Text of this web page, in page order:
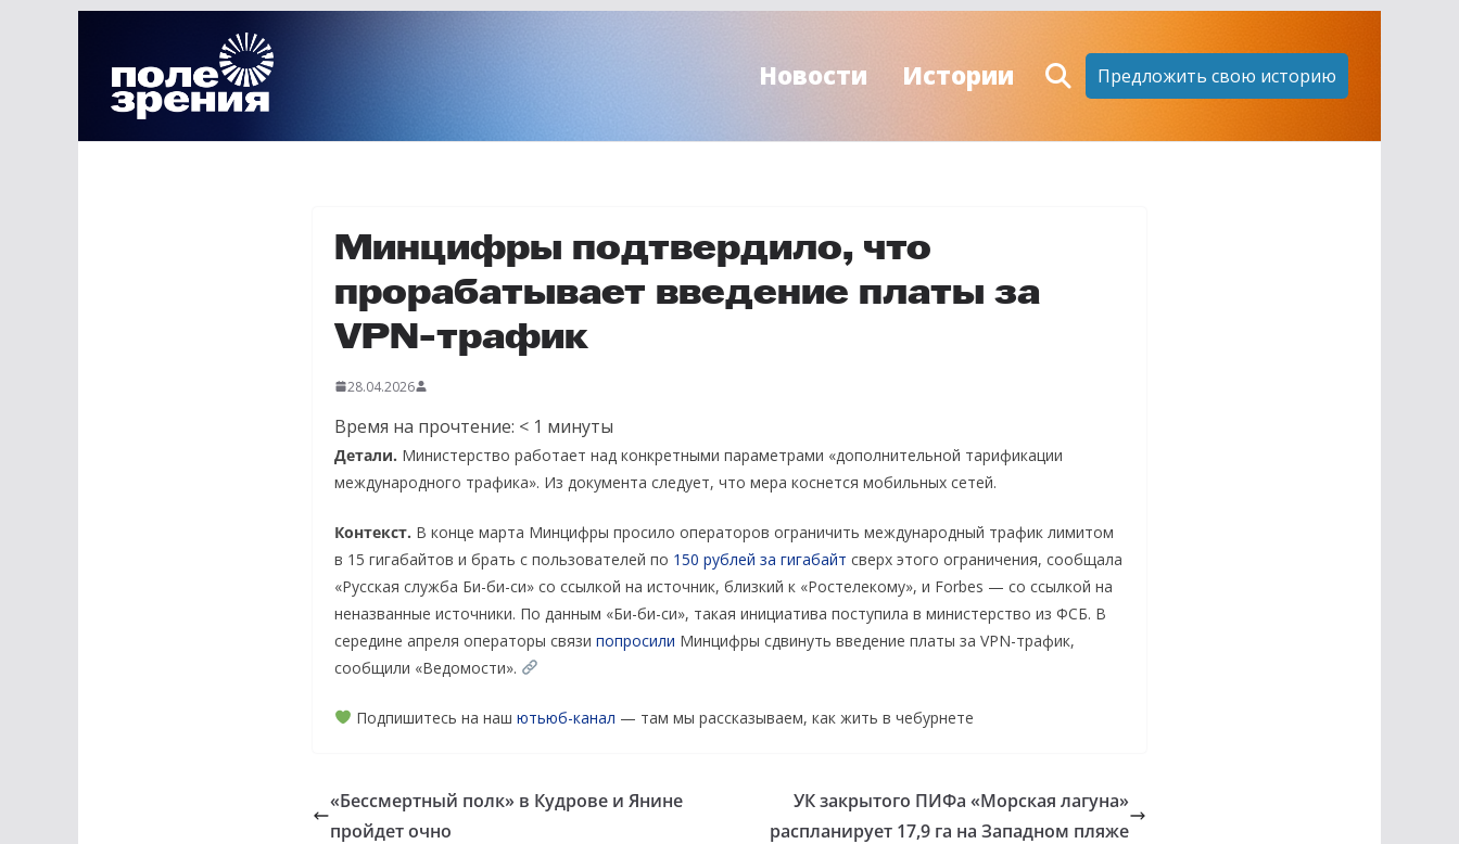
содержимому
Новости Истории Предложить свою историю
Минцифры подтвердило, что
прорабатывает введение платы за
VPN-трафик
28.04.2026
Время на прочтение: < 1 минуты
Детали. Министерство работает над конкретными параметрами «дополнительной тарификации
международного трафика». Из документа следует, что мера коснется мобильных сетей.
Контекст. В конце марта Минцифры просило операторов ограничить международный трафик лимитом
в 15 гигабайтов и брать с пользователей по 150 рублей за гигабайт сверх этого ограничения, сообщала
«Русская служба Би-би-си» со ссылкой на источник, близкий к «Ростелекому», и Forbes — со ссылкой на
неназванные источники. По данным «Би-би-си», такая инициатива поступила в министерство из ФСБ. В
середине апреля операторы связи попросили Минцифры сдвинуть введение платы за VPN-трафик,
сообщили «Ведомости».
Подпишитесь на наш ютьюб-канал — там мы рассказываем, как жить в чебурнете
«Бессмертный полк» в Кудрове и Янине
пройдет очно
УК закрытого ПИФа «Морская лагуна»
распланирует 17,9 га на Западном пляже